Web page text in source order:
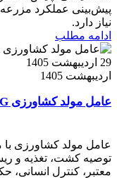
پیش‌بینی عملکرد
نیاز دارد.
ادامه مطلب
29 اردیبهشت 1405
اردیبهشت 1405
عامل مولد کشاورزی RAG برای مدیریت ریسک اقلیمی مزرعه
توصیه کشت، تغذیه و
معتبر، کنترل انسانی،